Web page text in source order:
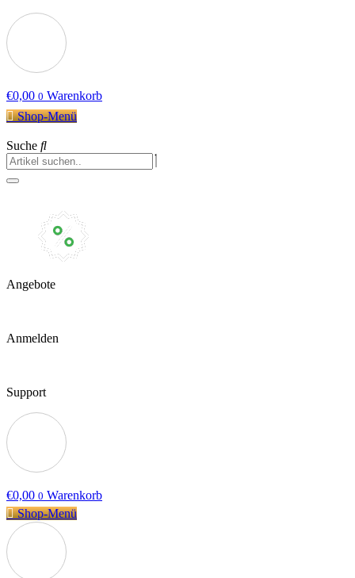
€0,00 0 Warenkorb
Shop-Menü
Suche
Angebote
Anmelden
Support
€0,00 0 Warenkorb
Shop-Menü